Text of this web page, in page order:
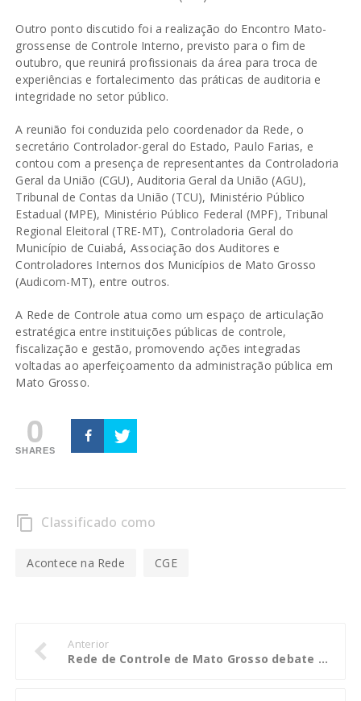
Outro ponto discutido foi a realização do Encontro Mato-
grossense de Controle Interno, previsto para o fim de
outubro, que reunirá profissionais da área para troca de
experiências e fortalecimento das práticas de auditoria e
integridade no setor público.
A reunião foi conduzida pelo coordenador da Rede, o
secretário Controlador-geral do Estado, Paulo Farias, e
contou com a presença de representantes da Controladoria
Geral da União (CGU), Auditoria Geral da União (AGU),
Tribunal de Contas da União (TCU), Ministério Público
Estadual (MPE), Ministério Público Federal (MPF), Tribunal
Regional Eleitoral (TRE-MT), Controladoria Geral do
Município de Cuiabá, Associação dos Auditores e
Controladores Internos dos Municípios de Mato Grosso
(Audicom-MT), entre outros.
A Rede de Controle atua como um espaço de articulação
estratégica entre instituições públicas de controle,
fiscalização e gestão, promovendo ações integradas
voltadas ao aperfeiçoamento da administração pública em
Mato Grosso.
0
SHARES
content_copy Classificado como
Acontece na Rede CGE
Anterior
Rede de Controle de Mato Grosso debate programas de integridade e fortalecimento do controle interno